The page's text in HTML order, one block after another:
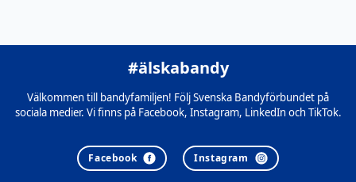
#älskabandy
Välkommen till bandyfamiljen! Följ Svenska Bandyförbundet på
sociala medier. Vi finns på Facebook, Instagram, LinkedIn och TikTok.
Facebook Instagram